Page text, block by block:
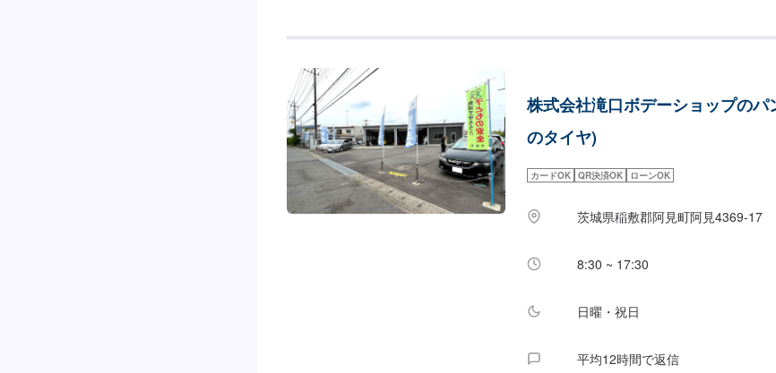
見積り【3】お見積りにご納得いただければ
第納車-----納期について-----納期は通常1日
(要相談)納期は前後する場合がございます。
い。駐車スペースは事務所前の空いている
い。ご案内いたします。【定休日・営業時
株式会社滝口ボデーショップのパ
のタイヤ)
カードOK QR決済OK ローンOK
茨城県稲敷郡阿見町阿見4369-17
8:30 ~ 17:30
日曜・祝日
平均12時間で返信